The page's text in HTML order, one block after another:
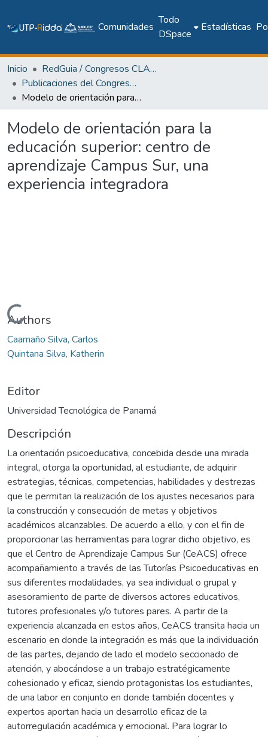
Comunidades
Todo
DSpace
Estadísticas
Inicio
RedGuia / Congresos CLABES
Publicaciones del Congreso Internacional CLABES
Modelo de orientación para la educación superior: centro de aprendizaje Campus Sur, una experiencia integradora
Modelo de orientación para la
educación superior: centro de
aprendizaje Campus Sur, una
experiencia integradora
Cargando...
Authors
Caamaño Silva, Carlos
Quintana Silva, Katherin
Editor
Universidad Tecnológica de Panamá
Descripción
La orientación psicoeducativa, concebida desde una mirada
integral, otorga la oportunidad, al estudiante, de adquirir
estrategias, técnicas, competencias, habilidades y destrezas
que le permitan la realización de los ajustes necesarios para
la construcción y consecución de metas y objetivos
académicos alcanzables. De acuerdo a ello, y con el fin de
proporcionar las herramientas para lograr dicho objetivo, es
que el Centro de Aprendizaje Campus Sur (CeACS) ofrece
acompañamiento a través de las Tutorías Psicoeducativas en
sus diferentes modalidades, ya sea individual o grupal y
asesoramiento de parte de diversos actores educativos,
tutores profesionales y/o tutores pares. A partir de la
experiencia alcanzada en estos años, CeACS transita hacia un
escenario en donde la integración es más que la individuación
de las partes, dejando de lado el modelo seccionado de
atención, y abocándose a un trabajo estratégicamente
cohesionado y eficaz, siendo protagonistas los estudiantes,
de una labor en conjunto en donde también docentes y
expertos aportan hacia un desarrollo eficaz de la
autorregulación académica y emocional. Para lograr lo